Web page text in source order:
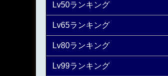
Lv50ランキング
Lv65ランキング
Lv80ランキング
Lv99ランキング